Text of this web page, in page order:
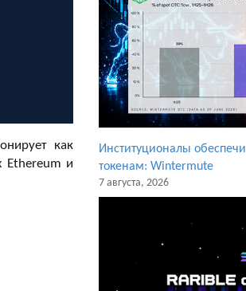
как
Ethereum и
Институционалы
токенам: Wintermute
7 августа, 2026